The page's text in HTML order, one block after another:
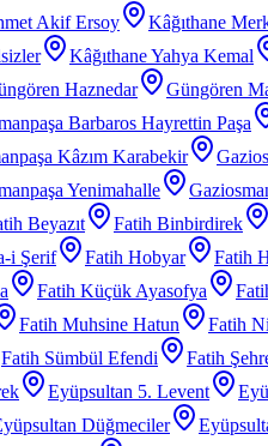
Akif Ersoy Kâğıthane
Kâğıthane Yahya Kemal
Haznedar Güngören
Barbaros Hayrettin Paşa
Kâzım Karabekir
Yenimahalle
Beyazıt Fatih Binbirdirek
i Şerif Fatih Hobyar Fatih
Fatih Küçük Ayasofya
Fatih Muhsine Hatun Fatih
Fatih Sümbül Efendi Fatih
Eyüpsultan 5. Levent
Düğmeciler